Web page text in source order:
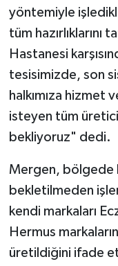
yöntemiyle
tüm hazırlıklarını
Hastanesi
tesisimizde, son
halkımıza hizmet
isteyen tüm
bekliyoruz" dedi.
Mergen, bölgede
bekletilmeden
kendi markaları
Hermus
üretildiğini ifade